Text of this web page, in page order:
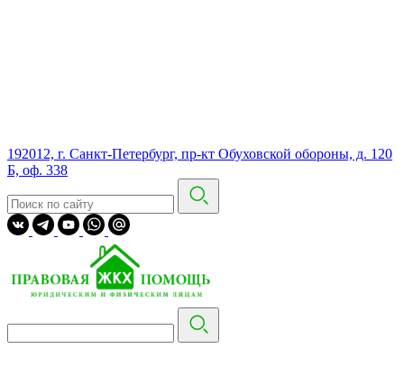
192012, г. Санкт-Петербург, пр-кт Обуховской обороны, д. 120
Б, оф. 338